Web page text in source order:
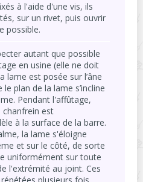
à l'aide d'une vis, ils
sur un rivet, puis ouvrir
possible.
autant que possible
en usine (elle ne doit
lame est posée sur l’âne
plan de la lame s’incline
Pendant l'affûtage,
chanfrein est
à la surface de la barre.
la lame s'éloigne
et sur le côté, de sorte
uniformément sur toute
l'extrémité au joint. Ces